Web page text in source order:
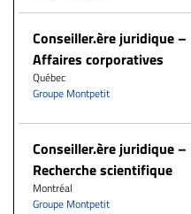
Conseiller.ère juridique –
Affaires corporatives
Québec
Groupe Montpetit
Conseiller.ère juridique –
Recherche scientifique
Montréal
Groupe Montpetit